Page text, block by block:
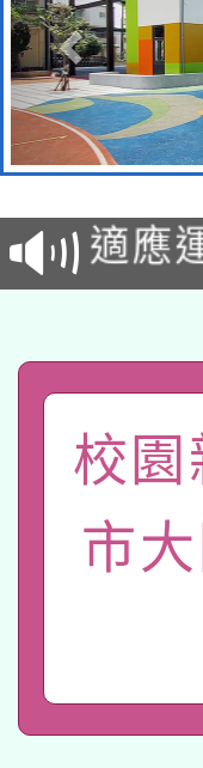
本校
招甄
招)
適應
本館
暨閱
A3數
「數
pilot
有關
薪期
轉知
業
115
桃園
2026
校
市